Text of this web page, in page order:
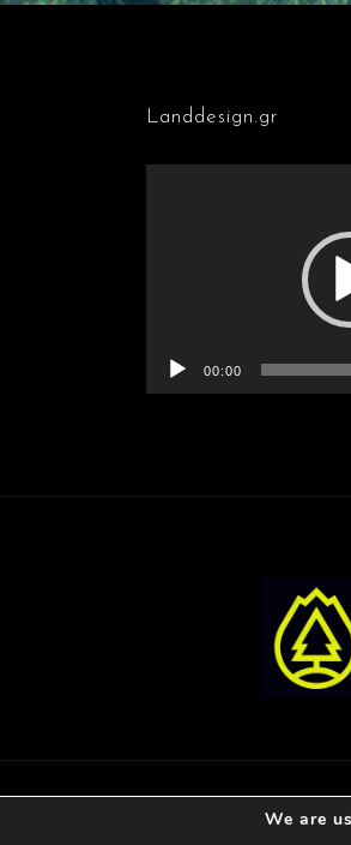
Landdesign.gr
00:00
– ΔημοσιεύσειςWe are